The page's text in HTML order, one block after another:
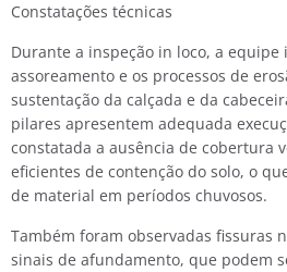
Constatações técnicas
Durante a inspeção in loco, a
assoreamento e os processos de
sustentação da calçada e da
pilares apresentem adequada
constatada a ausência de cobertura
eficientes de contenção do solo, o
de material em períodos chuvosos.
Também foram observadas fissuras
sinais de afundamento, que podem